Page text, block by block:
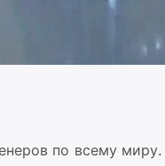
по всему миру.